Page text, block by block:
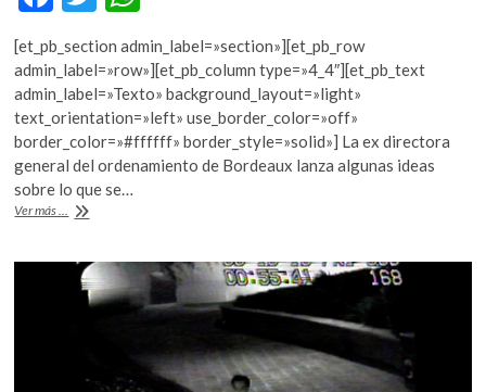
e
b
o
o
k
w
itt
er
h
at
s
A
p
[et_pb_section admin_label=»section»][et_pb_row
admin_label=»row»][et_pb_column type=»4_4″][et_pb_text
admin_label=»Texto» background_layout=»light»
text_orientation=»left» use_border_color=»off»
border_color=»#ffffff» border_style=»solid»] La ex directora
general del ordenamiento de Bordeaux lanza algunas ideas
sobre lo que se…
Ver más ... Francia
2018